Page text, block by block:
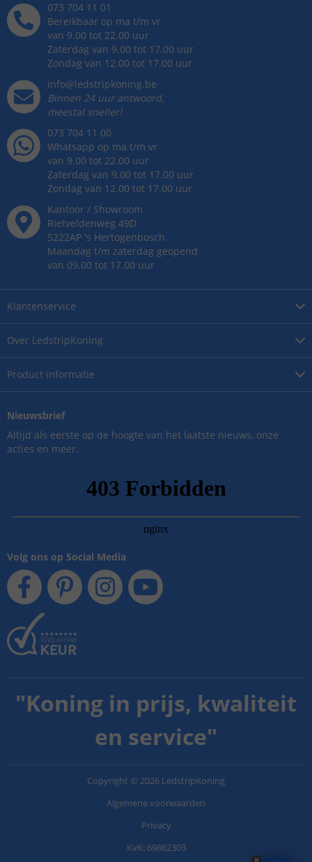
Over LedstripKoning
Product informatie
Klantenservice
073 704 11 01
Bereikbaar op ma t/m vr
van 9.00 tot 22.00 uur
Zaterdag van 9.00 tot 17.00 uur
Zondag van 12.00 tot 17.00 uur
info@ledstripkoning.be
Binnen 24 uur antwoord,
meestal sneller!
073 704 11 00
Whatsapp op ma t/m vr
van 9.00 tot 22.00 uur
Zaterdag van 9.00 tot 17.00 uur
Zondag van 12.00 tot 17.00 uur
Kantoor / Showroom
Rietveldenweg 49D
5222AP 's Hertogenbosch
Maandag t/m zaterdag geopend
van 09.00 tot 17.00 uur
Nieuwsbrief
Altijd als eerste op de hoogte van het laatste nieuws, onze
acties en meer.
Volg ons op Social Media
"Koning in prijs, kwaliteit
en service"
Copyright © 2026 LedstripKoning
Algemene voorwaarden
Privacy
KvK: 69862303